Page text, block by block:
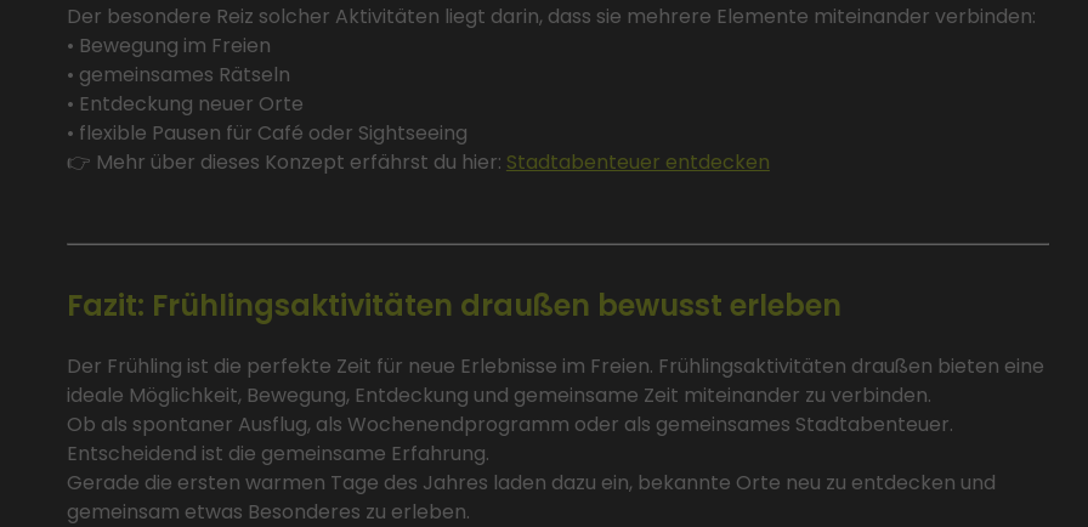
Der besondere Reiz solcher Aktivitäten liegt darin, dass sie mehrere Elemente miteinander verbinden:
• Bewegung im Freien
• gemeinsames Rätseln
• Entdeckung neuer Orte
• flexible Pausen für Café oder Sightseeing
👉 Mehr über dieses Konzept erfährst du hier: Stadtabenteuer entdecken
Fazit: Frühlingsaktivitäten draußen bewusst erleben
Der Frühling ist die perfekte Zeit für neue Erlebnisse im Freien. Frühlingsaktivitäten draußen bieten eine
ideale Möglichkeit, Bewegung, Entdeckung und gemeinsame Zeit miteinander zu verbinden.
Ob als spontaner Ausflug, als Wochenendprogramm oder als gemeinsames Stadtabenteuer.
Entscheidend ist die gemeinsame Erfahrung.
Gerade die ersten warmen Tage des Jahres laden dazu ein, bekannte Orte neu zu entdecken und
gemeinsam etwas Besonderes zu erleben.